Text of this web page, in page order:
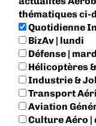
thématiques ci-
Quotidienne
BizAv | lundi
Défense |
Hélicoptères
Industrie &
Transport
Aviation
Culture Aéro |